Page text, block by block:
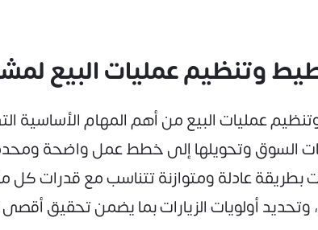
وتنظيم عمليات البيع
عمليات البيع من أهم المهام الأساسية
السوق وتحويلها إلى خطط عمل واضحة
بطريقة عادلة ومتوازنة تتناسب مع قدرات
أولويات الزيارات بما يضمن تحقيق